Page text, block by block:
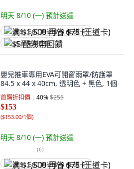
明天 8/10 (一) 預計送達
满 $1,500 再省 $75 (王道卡)
$5 酷澎幣回饋
嬰兒推車專用EVA可開窗雨罩/防護罩
84.5 x 44 x 40cm, 透明色 + 黑色, 1個
首購折扣價 40%$255
$153
($153.00/1個)
明天 8/10 (一) 預計送達
(6)
满 $1,500 再省 $75 (王道卡)